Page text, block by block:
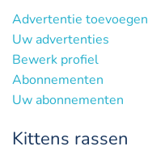
Advertentie toevoegen
Uw advertenties
Bewerk profiel
Abonnementen
Uw abonnementen
Kittens rassen